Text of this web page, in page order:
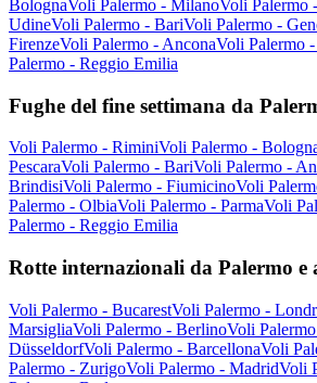
BolognaVoli Palermo - MilanoVoli Palermo
UdineVoli Palermo - BariVoli Palermo -
FirenzeVoli Palermo - AnconaVoli Palermo
Palermo - Reggio Emilia
Fughe del fine settimana da
Voli Palermo - RiminiVoli Palermo -
PescaraVoli Palermo - BariVoli Palermo -
BrindisiVoli Palermo - FiumicinoVoli
Palermo - OlbiaVoli Palermo - ParmaVoli
Palermo - Reggio Emilia
Rotte internazionali da Palermo e
Voli Palermo - BucarestVoli Palermo -
MarsigliaVoli Palermo - BerlinoVoli
DüsseldorfVoli Palermo - BarcellonaVoli
Palermo - ZurigoVoli Palermo - MadridVoli